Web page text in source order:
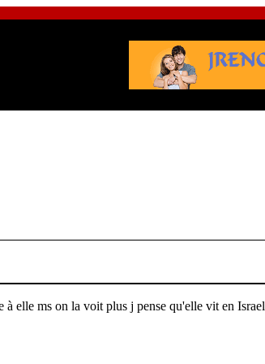
à elle ms on la voit plus j pense qu'elle vit en Israel